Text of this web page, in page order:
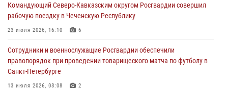
Кузбассе
08 августа 2026, 07:00
ограниченными возможностями здоровья (видео)
08 августа 2026, 06:32 1
Спецназ Росгвардии в Марий Эл почтил память товарища на
Командующий Северо-Кавказским округом Росгвардии совершил
рабочую поездку в Чеченскую Республику
23 июля 2026, 16:10 6
Сотрудники и военнослужащие Росгвардии обеспечили
правопорядок при проведении товарищеского матча по футболу в
Санкт-Петербурге
13 июля 2026, 08:08 2